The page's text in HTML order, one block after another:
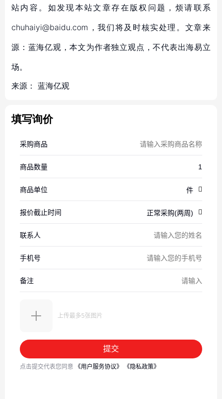
站内容。如发现本站文章存在版权问题，烦请联系
chuhaiyi@baidu.com，我们将及时核实处理。文章来
源：蓝海亿观，本文为作者独立观点，不代表出海易立
场。
来源： 蓝海亿观
填写询价